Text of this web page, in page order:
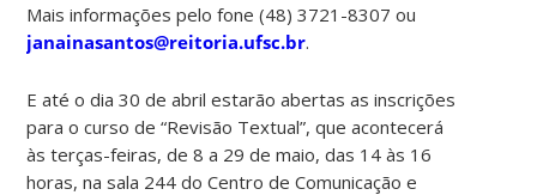
Mais informações pelo fone (48) 3721-8307 ou
janainasantos@reitoria.ufsc.br.
E até o dia 30 de abril estarão abertas as inscrições
para o curso de “Revisão Textual”, que acontecerá
às terças-feiras, de 8 a 29 de maio, das 14 às 16
horas, na sala 244 do Centro de Comunicação e